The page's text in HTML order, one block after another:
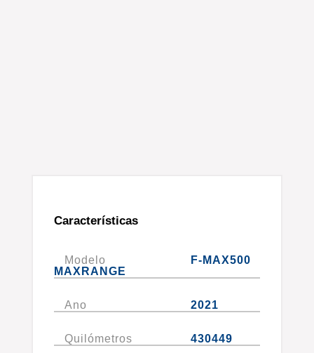
Características
Modelo
F-MAX500
MAXRANGE
Ano 2021
Quilómetros 430449